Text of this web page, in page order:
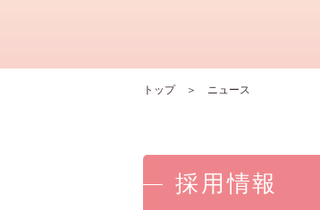
トップ ニュース
採用情報